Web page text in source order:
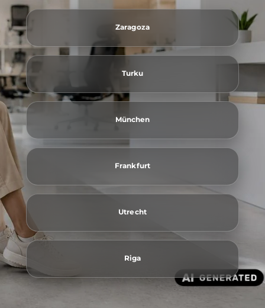
Zaragoza
Turku
München
Frankfurt
Utrecht
Riga